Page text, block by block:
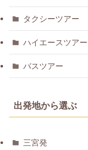
タクシーツアー
ハイエースツアー
バスツアー
出発地から選ぶ
三宮発